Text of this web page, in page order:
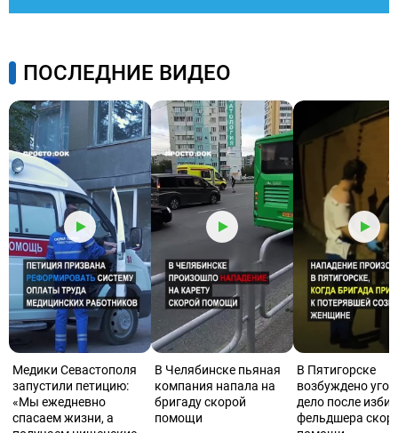
ПОСЛЕДНИЕ ВИДЕО
Медики Севастополя
запустили петицию:
«Мы ежедневно
спасаем жизни, а
В Челябинске пьяная
компания напала на
бригаду скорой
помощи
В Пятигорске
возбуждено
дело после
фельдшера